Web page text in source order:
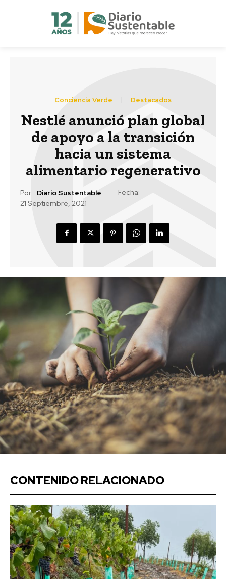
Conciencia Verde Destacados
Nestlé anunció plan global
de apoyo a la transición
hacia un sistema
alimentario regenerativo
Por: Diario Sustentable
Fecha:
21 Septiembre, 2021
CONTENIDO RELACIONADO